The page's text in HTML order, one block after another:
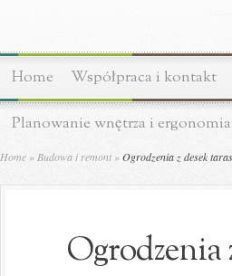
Home Współpraca i kontakt
Planowanie wnętrza i
Home » Budowa i remont »Ogrodzenia z desek
Ogrodzenia